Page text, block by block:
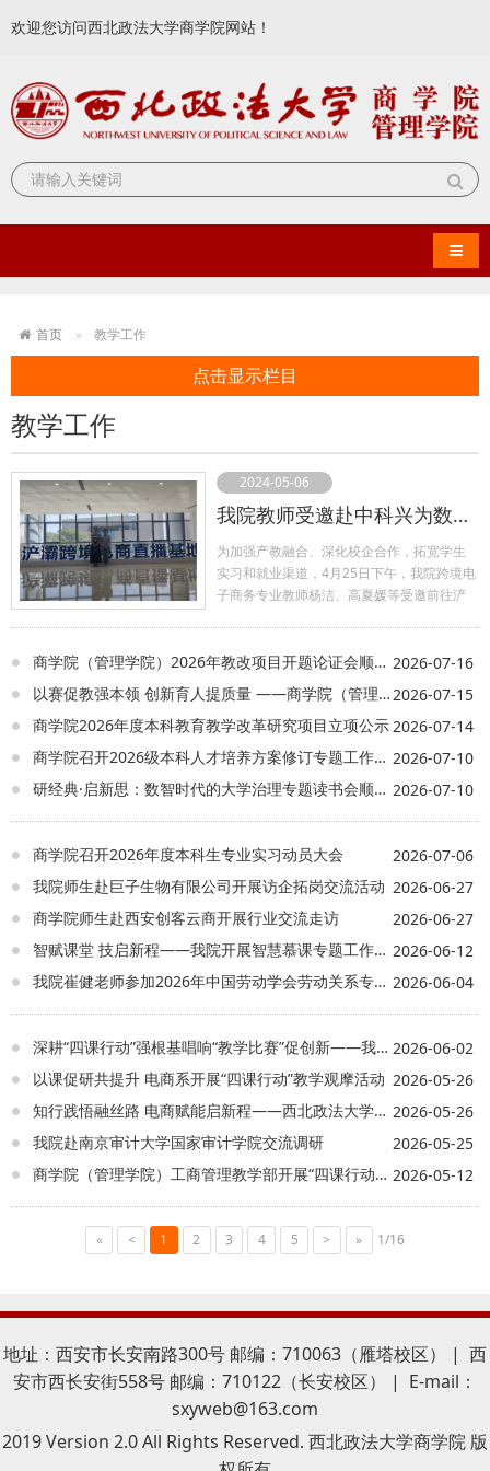
欢迎您访问西北政法大学商学院网站！
导航
首页 教学工作
点击显示栏目
教学工作
2024-05-06
我院教师受邀赴中科兴为数智科技有限公司开展访企拓岗调研活动
为加强产教融合、深化校企合作，拓宽学生
实习和就业渠道，4月25日下午，我院跨境电
子商务专业教师杨洁、高夏媛等受邀前往浐
中，中科兴为数智科技有限公司运营CEO陈
学远带领杨洁老师和高夏媛老师进行了参
观，随后，与公司管理层和技术人员开展了
座谈交流。座谈期间，中科兴为数智科技有
限公司流量商业操盘手张语桐详细介绍了公
司的业务范畴、技术特色，我院教师向企业
介绍了学院跨境电子商务专业基本状况、特
跨境电子商务专业的人才培养方案进行了深
入交流，中科兴为数智科技有限公司方面对
院加强合作。 此次访企拓岗促就业调研活
动，是进一步深化跨境电子商务人才培养、
场需求的了解，也畅通了人才供需沟通路
径，为双方开展更深层次的合作奠定了坚实
商学院（管理学院）2026年教改项目开题论证会顺利召开 2026-07-16
以赛促教强本领 创新育人提质量 ——商学院（管理学院）成功举办2026年第八届教学创新大赛 2026-07-15
商学院2026年度本科教育教学改革研究项目立项公示 2026-07-14
商学院召开2026级本科人才培养方案修订专题工作会议 2026-07-10
研经典·启新思：数智时代的大学治理专题读书会顺利举行 2026-07-10
商学院召开2026年度本科生专业实习动员大会
2026-07-06
我院师生赴巨子生物有限公司开展访企拓岗交流活动 2026-06-27
商学院师生赴西安创客云商开展行业交流走访
2026-06-27
智赋课堂 技启新程——我院开展智慧慕课专题工作坊培训 2026-06-12
我院崔健老师参加2026年中国劳动学会劳动关系专业委员会暨企业人力资源管理与开发专业委员会年会 2026-06-04
深耕“四课行动”强根基唱响“教学比赛”促创新——我院持续提升本科教学质量 2026-06-02
以课促研共提升 电商系开展“四课行动”教学观摩活动 2026-05-26
知行践悟融丝路 电商赋能启新程——西北政法大学师生积极参与第十届丝博会丝路电商系列活动 2026-05-26
我院赴南京审计大学国家审计学院交流调研
2026-05-25
商学院（管理学院）工商管理教学部开展“四课行动”教学观摩活动 2026-05-12
« < 1 2 3 4 5 > » 1/16
地址：西安市长安南路300号 邮编：710063（雁塔校区） | 西
安市西长安街558号 邮编：710122（长安校区） | E-mail：
sxyweb@163.com
2019 Version 2.0 All Rights Reserved. 西北政法大学商学院 版